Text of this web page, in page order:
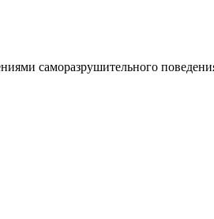
саморазрушительного